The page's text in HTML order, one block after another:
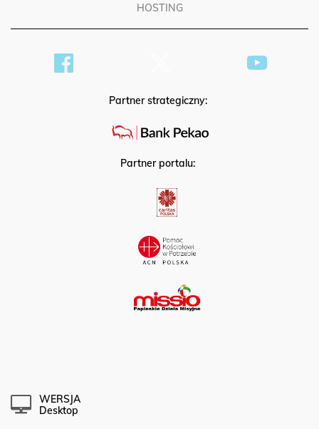
HOSTING
Partner strategiczny:
Partner portalu:
WERSJA
Desktop